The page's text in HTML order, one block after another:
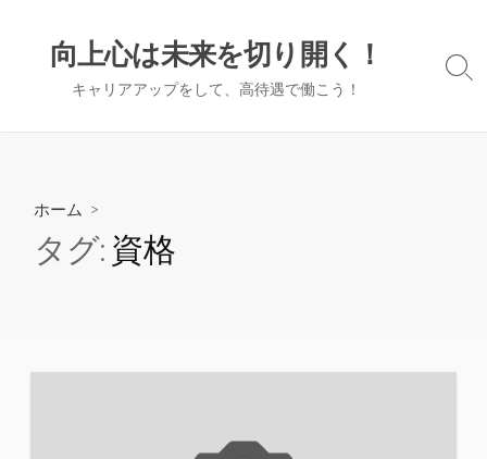
向上心は未来を切り開く！
キャリアアップをして、高待遇で働こう！
検
ホーム >
タグ: 資格